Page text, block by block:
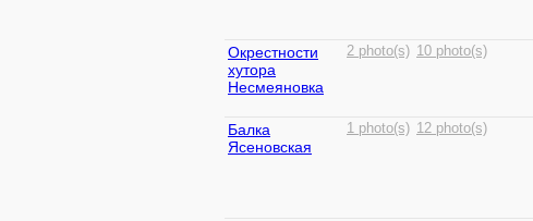
Окрестности
хутора
Несмеяновка
2 photo(s) 10 photo(s)
Балка
Ясеновская
1 photo(s) 12 photo(s)